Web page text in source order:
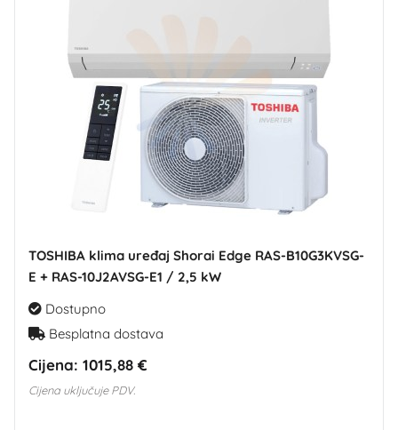
TOSHIBA klima uređaj Shorai Edge RAS-B10G3KVSG-
E + RAS-10J2AVSG-E1 / 2,5 kW
Dostupno
Besplatna dostava
Cijena: 1015,88 €
Cijena uključuje PDV.